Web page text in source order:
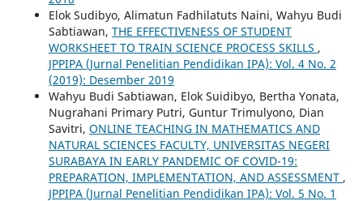
Elok Sudibyo, Alimatun Fadhilatuts Naini, Wahyu Budi
Sabtiawan, THE EFFECTIVENESS OF STUDENT
WORKSHEET TO TRAIN SCIENCE PROCESS SKILLS ,
JPPIPA (Jurnal Penelitian Pendidikan IPA): Vol. 4 No. 2
(2019): Desember 2019
Wahyu Budi Sabtiawan, Elok Suidibyo, Bertha Yonata,
Nugrahani Primary Putri, Guntur Trimulyono, Dian
Savitri, ONLINE TEACHING IN MATHEMATICS AND
NATURAL SCIENCES FACULTY, UNIVERSITAS NEGERI
SURABAYA IN EARLY PANDEMIC OF COVID-19:
PREPARATION, IMPLEMENTATION, AND ASSESSMENT ,
JPPIPA (Jurnal Penelitian Pendidikan IPA): Vol. 5 No. 1